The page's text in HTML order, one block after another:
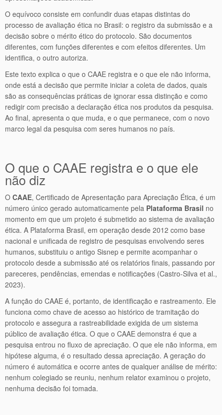
O equívoco consiste em confundir duas etapas distintas do
processo de avaliação ética no Brasil: o registro da submissão e a
decisão sobre o mérito ético do protocolo. São documentos
diferentes, com funções diferentes e com efeitos diferentes. Um
identifica, o outro autoriza.
Este texto explica o que o CAAE registra e o que ele não informa,
onde está a decisão que permite iniciar a coleta de dados, quais
são as consequências práticas de ignorar essa distinção e como
redigir com precisão a declaração ética nos produtos da pesquisa.
Ao final, apresenta o que muda, e o que permanece, com o novo
marco legal da pesquisa com seres humanos no país.
O que o CAAE registra e o que ele
não diz
O CAAE, Certificado de Apresentação para Apreciação Ética, é um
número único gerado automaticamente pela Plataforma Brasil no
momento em que um projeto é submetido ao sistema de avaliação
ética. A Plataforma Brasil, em operação desde 2012 como base
nacional e unificada de registro de pesquisas envolvendo seres
humanos, substituiu o antigo Sisnep e permite acompanhar o
protocolo desde a submissão até os relatórios finais, passando por
pareceres, pendências, emendas e notificações (Castro-Silva et al.,
2023).
A função do CAAE é, portanto, de identificação e rastreamento. Ele
funciona como chave de acesso ao histórico de tramitação do
protocolo e assegura a rastreabilidade exigida de um sistema
público de avaliação ética. O que o CAAE demonstra é que a
pesquisa entrou no fluxo de apreciação. O que ele não informa, em
hipótese alguma, é o resultado dessa apreciação. A geração do
número é automática e ocorre antes de qualquer análise de mérito:
nenhum colegiado se reuniu, nenhum relator examinou o projeto,
nenhuma decisão foi tomada.